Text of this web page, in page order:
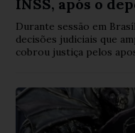
INSS, após o
Durante sessão em
decisões judiciais que
cobrou justiça pelos